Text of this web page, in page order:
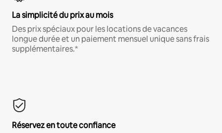
La simplicité du prix au mois
Des prix spéciaux pour les locations de vacances
longue durée et un paiement mensuel unique sans frais
supplémentaires.*
Réservez en toute confiance